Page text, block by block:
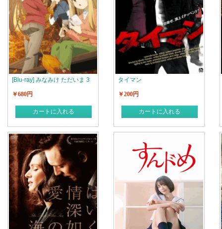
[Blu-ray] みなみけ ただいま 3
￥680円
カートに入れる
タイマン
￥200円
カートに入れる